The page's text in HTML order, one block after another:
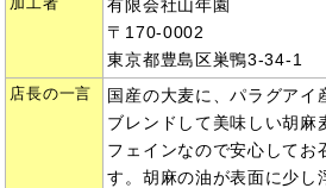
有限会社山年園
〒170-0002
東京都豊島区巣鴨3-34-1
店長の一言
国産の大麦に、パラグアイ
ブレンドして美味しい胡麻
フェインなので安心してお
す。胡麻の油が表面に少し